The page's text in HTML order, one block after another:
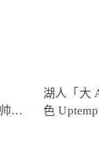
湖人「大
色